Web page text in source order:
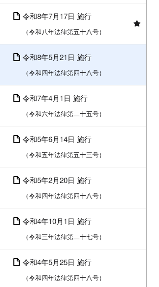
令和8年7月17日 施行
（令和八年法律第五十八号）
令和8年5月21日 施行
（令和四年法律第四十八号）
令和7年4月1日 施行
（令和六年法律第二十五号）
令和5年6月14日 施行
（令和五年法律第五十三号）
令和5年2月20日 施行
（令和四年法律第四十八号）
令和4年10月1日 施行
（令和三年法律第二十七号）
令和4年5月25日 施行
（令和四年法律第四十八号）